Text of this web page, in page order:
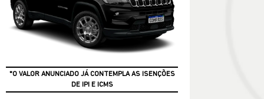
*O VALOR ANUNCIADO JÁ CONTEMPLA AS ISENÇÕES
DE IPI E ICMS